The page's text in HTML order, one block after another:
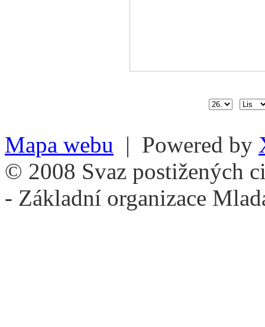
Mapa webu | Powered by
© 2008 Svaz postižených
- Základní organizace